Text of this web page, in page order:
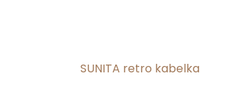
SUNITA retro kabelka